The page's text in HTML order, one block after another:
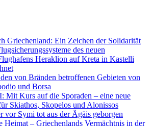
Griechenland: Ein Zeichen der Solidarität
des neuen
Heraklion auf Kreta in Kastelli
von Bränden betroffenen Gebieten von
und Borsa
Mit Kurs auf die Sporaden – eine neue
Skiathos, Skopelos und Alonissos
vor Symi tot aus der Ägäis geborgen
Heimat – Griechenlands Vermächtnis in der